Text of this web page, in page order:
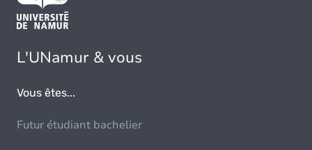
L'UNamur & vous
Vous êtes...
Futur étudiant bachelier